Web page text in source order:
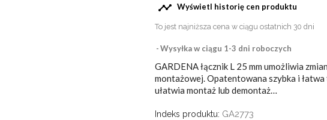
 Wyświetl historię cen produktu
To jest najniższa cena w ciągu ostatnich 30 dni
Wysyłka w ciągu 1-3 dni roboczych
GARDENA łącznik L 25 mm umożliwia
montażowej. Opatentowana szybka i łatwa
ułatwia montaż lub demontaż…
Indeks produktu: GA2773